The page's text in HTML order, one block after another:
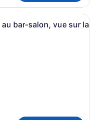
Junior, 1 très grand lit,
bar-salon, vue sur la